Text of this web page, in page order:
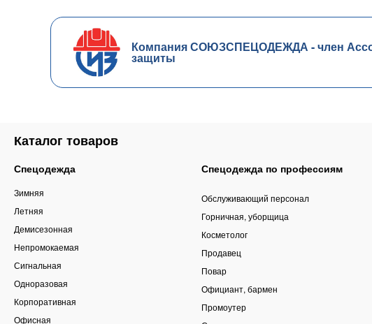
Компания СОЮЗСПЕЦОДЕЖДА - член
защиты
Каталог товаров
Спецодежда
Зимняя
Летняя
Демисезонная
Непромокаемая
Сигнальная
Одноразовая
Корпоративная
Офисная
Спецодежда по профессиям
Обслуживающий персонал
Горничная, уборщица
Косметолог
Продавец
Повар
Официант, бармен
Промоутер